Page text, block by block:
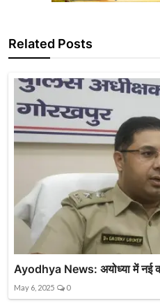
Related Posts
Ayodhya News: अयोध्या में नई
May 6, 2025 0